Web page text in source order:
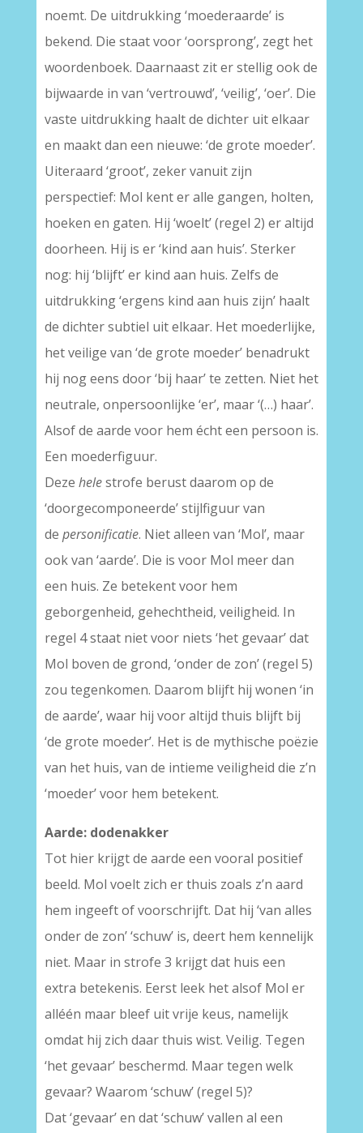
noemt. De uitdrukking ‘moederaarde’ is
bekend. Die staat voor ‘oorsprong’, zegt het
woordenboek. Daarnaast zit er stellig ook de
bijwaarde in van ‘vertrouwd’, ‘veilig’, ‘oer’. Die
vaste uitdrukking haalt de dichter uit elkaar
en maakt dan een nieuwe: ‘de grote moeder’.
Uiteraard ‘groot’, zeker vanuit zijn
perspectief: Mol kent er alle gangen, holten,
hoeken en gaten. Hij ‘woelt’ (regel 2) er altijd
doorheen. Hij is er ‘kind aan huis’. Sterker
nog: hij ‘blijft’ er kind aan huis. Zelfs de
uitdrukking ‘ergens kind aan huis zijn’ haalt
de dichter subtiel uit elkaar. Het moederlijke,
het veilige van ‘de grote moeder’ benadrukt
hij nog eens door ‘bij haar’ te zetten. Niet het
neutrale, onpersoonlijke ‘er’, maar ‘(…) haar’.
Alsof de aarde voor hem écht een persoon is.
Een moederfiguur.
Deze helestrofe berust daarom op de
‘doorgecomponeerde’ stijlfiguur van
de personificatie. Niet alleen van ‘Mol’, maar
ook van ‘aarde’. Die is voor Mol meer dan
een huis. Ze betekent voor hem
geborgenheid, gehechtheid, veiligheid. In
regel 4 staat niet voor niets ‘het gevaar’ dat
Mol boven de grond, ‘onder de zon’ (regel 5)
zou tegenkomen. Daarom blijft hij wonen ‘in
de aarde’, waar hij voor altijd thuis blijft bij
‘de grote moeder’. Het is de mythische poëzie
van het huis, van de intieme veiligheid die z’n
‘moeder’ voor hem betekent.
Aarde: dodenakker
Tot hier krijgt de aarde een vooral positief
beeld. Mol voelt zich er thuis zoals z’n aard
hem ingeeft of voorschrijft. Dat hij ‘van alles
onder de zon’ ‘schuw’ is, deert hem kennelijk
niet. Maar in strofe 3 krijgt dat huis een
extra betekenis. Eerst leek het alsof Mol er
alléén maar bleef uit vrije keus, namelijk
omdat hij zich daar thuis wist. Veilig. Tegen
‘het gevaar’ beschermd. Maar tegen welk
gevaar? Waarom ‘schuw’ (regel 5)?
Dat ‘gevaar’ en dat ‘schuw’ vallen al een